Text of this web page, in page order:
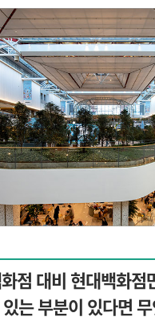
화점 대비 현대백화점
는 부분이 있다면